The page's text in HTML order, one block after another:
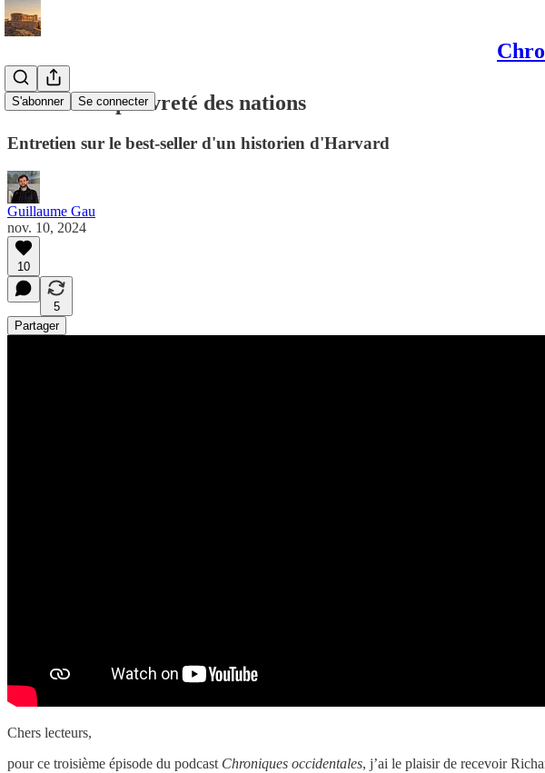
S'abonner Se connecter
Richesse et pauvreté des nations
Entretien sur le best-seller d'un historien d'Harvard
Guillaume Gau
nov. 10, 2024
10
5
Partager
Chers lecteurs,
pour ce troisième épisode du podcast Chroniques occidentales, j’ai le plaisir de recevoir